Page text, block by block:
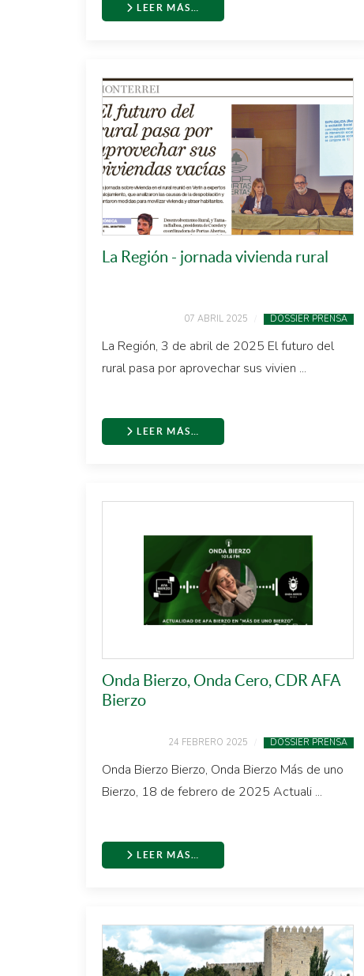
LEER MÁS…
La Región - jornada vivienda rural
07 ABRIL 2025 DOSSIER PRENSA
La Región, 3 de abril de 2025 El futuro del
rural pasa por aprovechar sus vivien ...
LEER MÁS…
Onda Bierzo, Onda Cero, CDR AFA
Bierzo
24 FEBRERO 2025 DOSSIER PRENSA
Onda Bierzo Bierzo, Onda Bierzo Más de uno
Bierzo, 18 de febrero de 2025 Actuali ...
LEER MÁS…